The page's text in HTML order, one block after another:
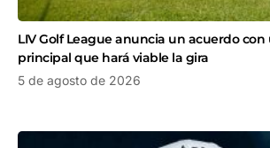
LIV Golf League anuncia un acuerdo
principal que hará viable la gira
5 de agosto de 2026